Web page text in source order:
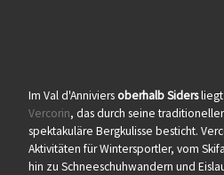
Im Val d'Anniviersoberhalb Sidersliegt
Vercorin, das durch seine
spektakuläre Bergkulisse besticht.
Aktivitäten für Wintersportler, vom
hin zu Schneeschuhwandern und